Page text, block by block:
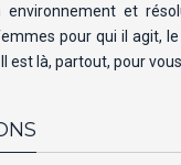
environnement et
pour qui il agit,
est là, partout, pour